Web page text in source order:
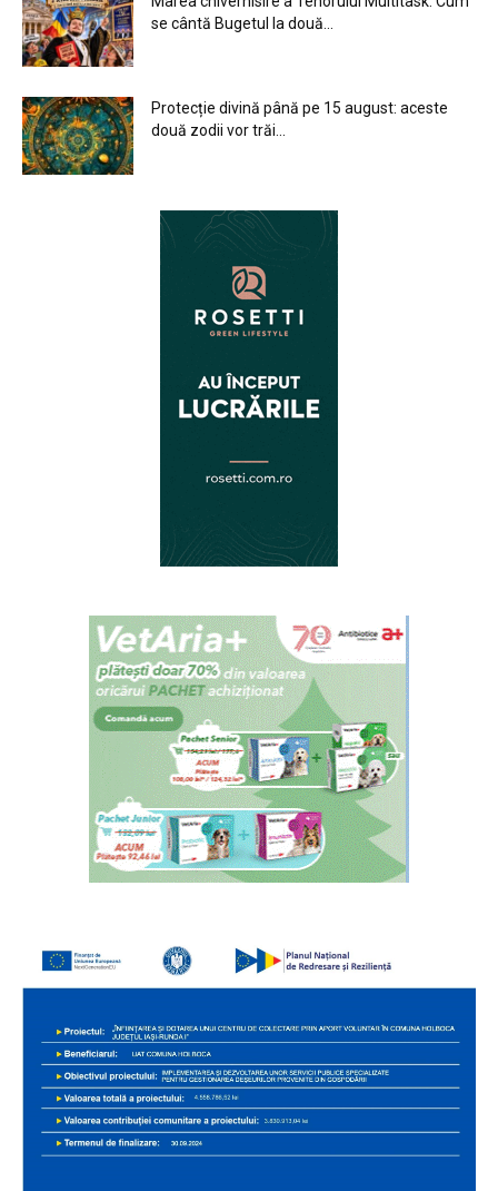
se cântă Bugetul la două...
Protecție divină până pe 15 august: aceste
două zodii vor trăi...